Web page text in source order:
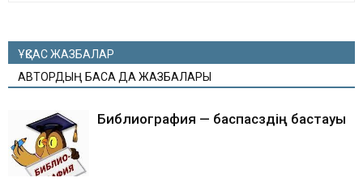
ҰҚСАС ЖАЗБАЛАР
АВТОРДЫҢ БАСҚА ДА ЖАЗБАЛАРЫ
Библиография — баспасөздің бастауы